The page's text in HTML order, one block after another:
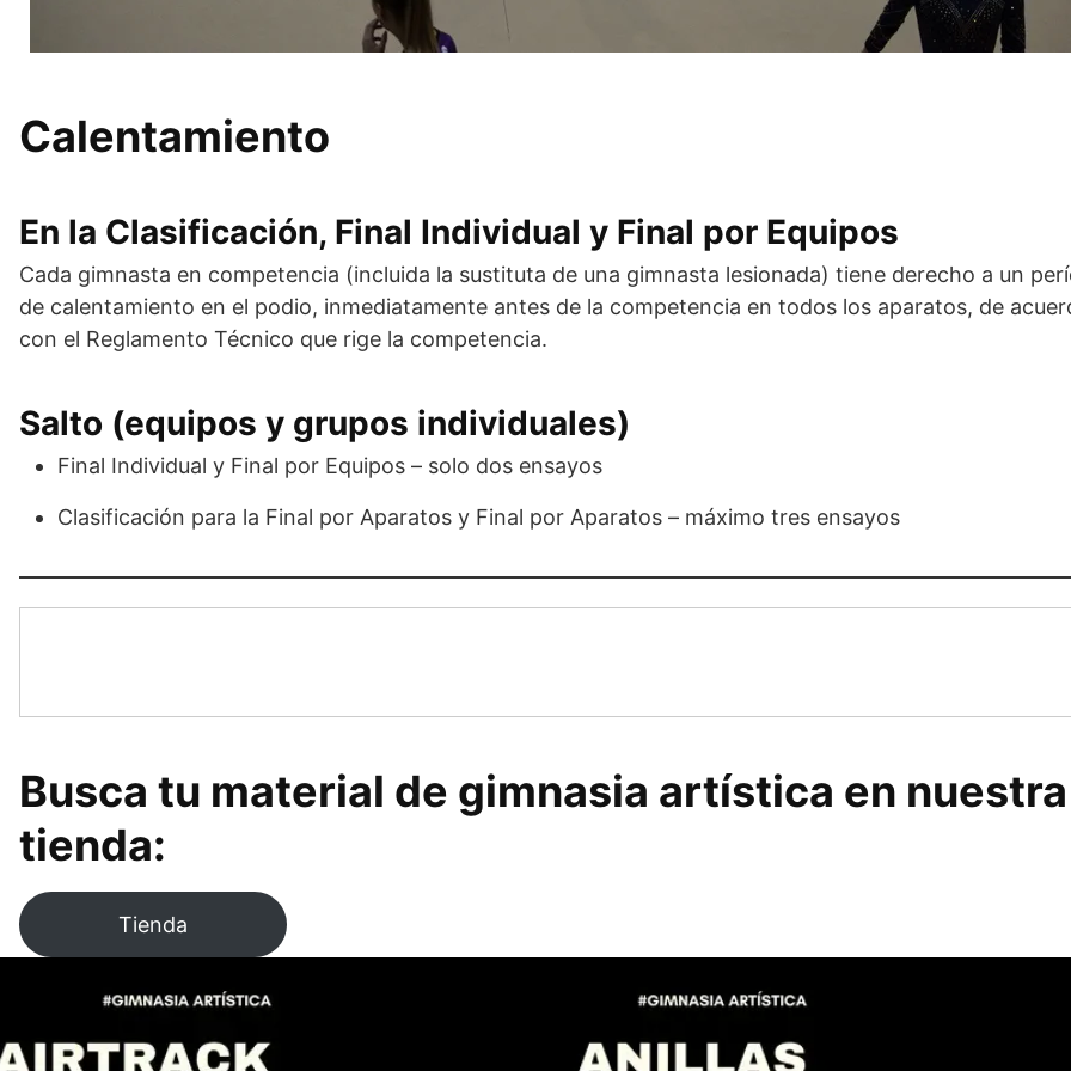
Calentamiento
En la Clasificación, Final Individual y Final por Equipos
Cada gimnasta en competencia (incluida la sustituta de una gimnasta lesionada) tiene derecho a un
de calentamiento en el podio, inmediatamente antes de la competencia en todos los aparatos, de
con el Reglamento Técnico que rige la competencia.
Salto (equipos y grupos individuales)
Final Individual y Final por Equipos – solo dos ensayos
Clasificación para la Final por Aparatos y Final por Aparatos – máximo tres ensayos
Busca tu material de gimnasia artística en nuestra
tienda:
Tienda